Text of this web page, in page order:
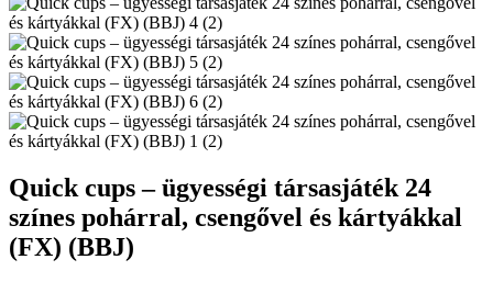
Quick cups – ügyességi társasjáték 24
színes pohárral, csengővel és kártyákkal
(FX) (BBJ)